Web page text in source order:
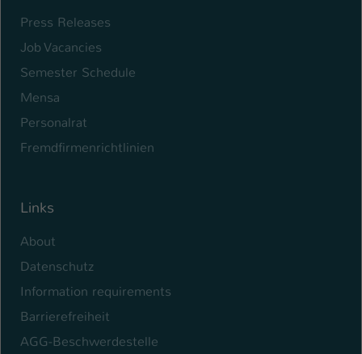
Press Releases
Job Vacancies
Semester Schedule
Mensa
Personalrat
Fremdfirmenrichtlinien
Links
About
Datenschutz
Information requirements
Barrierefreiheit
AGG-Beschwerdestelle